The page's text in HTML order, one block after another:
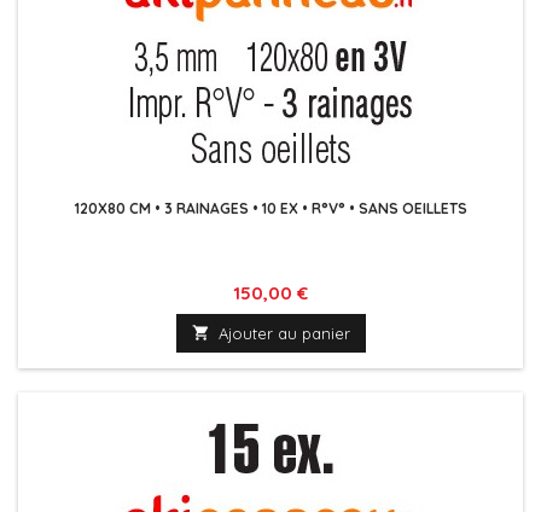
120X80 CM • 3 RAINAGES • 10 EX • R°V° • SANS OEILLETS
Prix
150,00 €
 Ajouter au panier